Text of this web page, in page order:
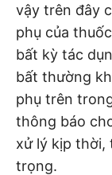
vậy trên đây
phụ của
bất kỳ tác
bất thường
phụ trên
thông báo
xử lý kịp thời,
trọng.